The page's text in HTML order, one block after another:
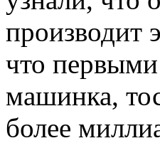
производит
что
машинка,
более